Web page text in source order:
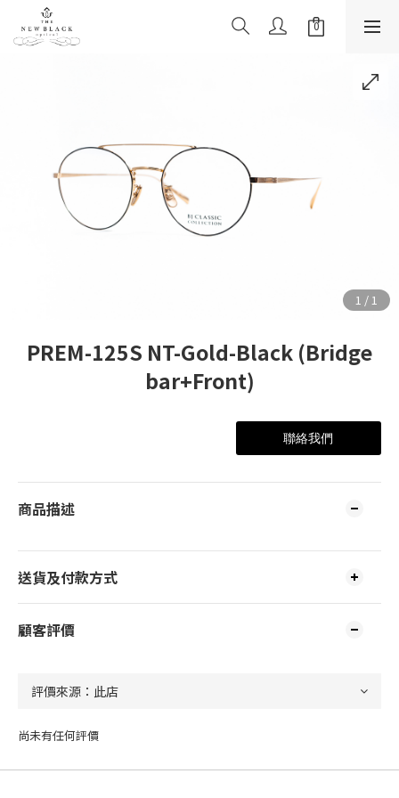
PREM-125S NT-Gold-Black (Bridge
bar+Front)
聯絡我們
商品描述
送貨及付款方式
顧客評價
尚未有任何評價